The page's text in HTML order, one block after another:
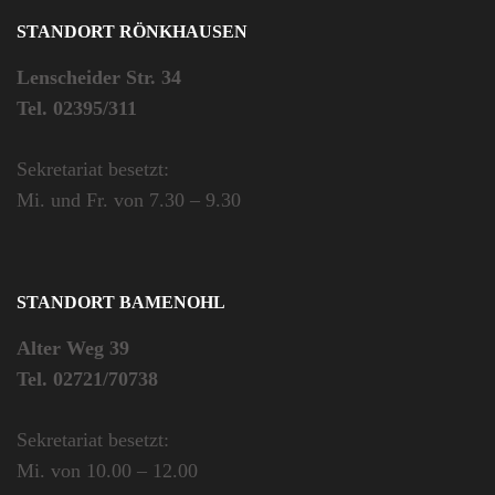
STANDORT RÖNKHAUSEN
Lenscheider Str. 34
Tel. 02395/311
Sekretariat besetzt:
Mi. und Fr. von 7.30 – 9.30
STANDORT BAMENOHL
Alter Weg 39
Tel. 02721/70738
Sekretariat besetzt:
Mi. von 10.00 – 12.00